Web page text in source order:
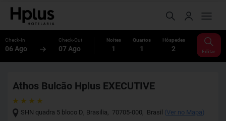
Check-In
06 Ago
Check-Out
07 Ago
Noites
1
Quartos
1
Hóspedes
2 Editar
Athos Bulcão Hplus EXECUTIVE
SHN quadra 5 bloco D, Brasilia, 70705-000, Brasil (Ver no Mapa)